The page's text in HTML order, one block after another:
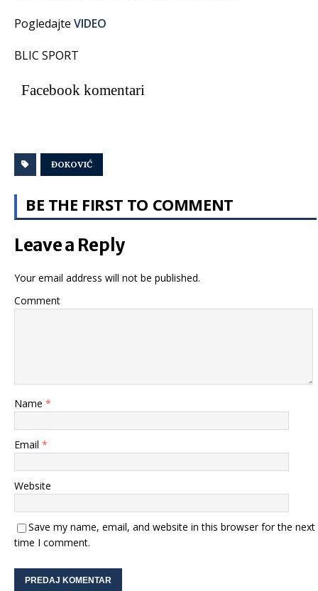
Pogledajte VIDEO
BLIC SPORT
Facebook komentari
ĐOKOVIĆ
BE THE FIRST TO COMMENT
Leave a Reply
Your email address will not be published.
Comment
Name *
Email *
Website
Save my name, email, and website in this browser for the next
time I comment.